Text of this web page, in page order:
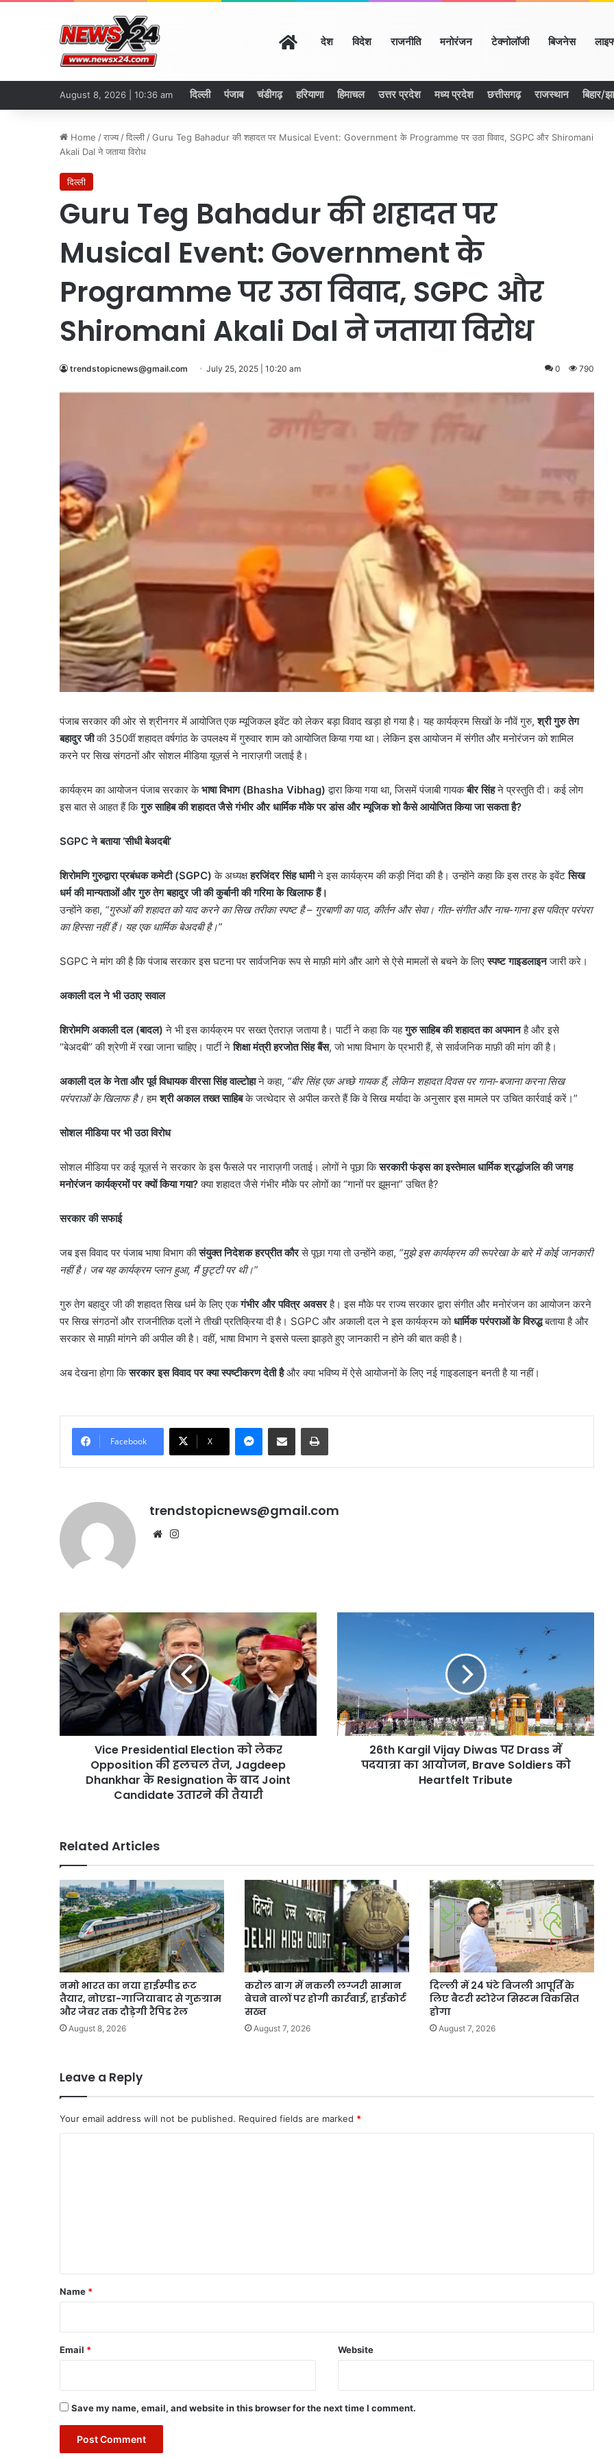
Homeदेश विदेश राजनीति मनोरंजन टेक्नोलॉजी बिजनेस
August 8, 2026 | 10:36 am दिल्ली पंजाब चंडीगढ़ हरियाणा हिमाचल उत्तर प्रदेश मध्य प्रदेश छत्तीसगढ़ राजस्थान बिहार/
Home /राज्य /दिल्ली /Guru Teg Bahadur की शहादत पर Musical Event: Government के Programme पर उठा विवाद, SGPC और Shiromani
Akali Dal ने जताया विरोध
दिल्ली
Guru Teg Bahadur की शहादत पर
Musical Event: Government के
Programme पर उठा विवाद, SGPC और
Shiromani Akali Dal ने जताया विरोध
trendstopicnews@gmail.com July 25, 2025 | 10:20 am 0 790
पंजाब सरकार की ओर से श्रीनगर में आयोजित एक म्यूजिकल इवेंट को लेकर बड़ा विवाद खड़ा हो गया है। यह कार्यक्रम सिखों के नौवें गुरु,श्री गुरु तेग
बहादुर जीकी 350वीं शहादत वर्षगांठ के उपलक्ष्य में गुरुवार शाम को आयोजित किया गया था। लेकिन इस आयोजन में संगीत और मनोरंजन को शामिल
करने पर सिख संगठनों और सोशल मीडिया यूज़र्स ने नाराज़गी जताई है।
कार्यक्रम का आयोजन पंजाब सरकार केभाषा विभाग (Bhasha Vibhag) द्वारा किया गया था, जिसमें पंजाबी गायकबीर सिंहने प्रस्तुति दी। कई लोग
इस बात से आहत हैं किगुरु साहिब की शहादत जैसे गंभीर और धार्मिक मौके पर डांस और म्यूजिक शो कैसे आयोजित किया जा सकता है?
SGPCने बताया ‘सीधी बेअदबी’
शिरोमणि गुरुद्वारा प्रबंधक कमेटी (SGPC) के अध्यक्षहरजिंदर सिंह धामीने इस कार्यक्रम की कड़ी निंदा की है। उन्होंने कहा कि इस तरह के इवेंटसिख
धर्म की मान्यताओं और गुरु तेग बहादुर जी की कुर्बानी की गरिमा के खिलाफ हैं।
उन्होंने कहा, “गुरुओं की शहादत को याद करने का सिख तरीका स्पष्ट है – गुरबाणी का पाठ, कीर्तन और सेवा। गीत-संगीत और नाच-गाना इस पवित्र परंपरा
का हिस्सा नहीं हैं। यह एक धार्मिक बेअदबी है।”
SGPC ने मांग की है कि पंजाब सरकार इस घटना पर सार्वजनिक रूप से माफ़ी मांगे और आगे से ऐसे मामलों से बचने के लिएस्पष्ट गाइडलाइनजारी करे।
अकाली दल ने भी उठाए सवाल
शिरोमणि अकाली दल (बादल) ने भी इस कार्यक्रम पर सख्त ऐतराज़ जताया है। पार्टी ने कहा कि यहगुरु साहिब की शहादत का अपमानहै और इसे
“बेअदबी” की श्रेणी में रखा जाना चाहिए। पार्टी नेशिक्षा मंत्री हरजोत सिंह बैंस, जो भाषा विभाग के प्रभारी हैं, से सार्वजनिक माफ़ी की मांग की है।
अकाली दल के नेता और पूर्व विधायक वीरसा सिंह वाल्टोहाने कहा, “बीर सिंह एक अच्छे गायक हैं, लेकिन शहादत दिवस पर गाना-बजाना करना सिख
परंपराओं के खिलाफ है। हमश्री अकाल तख्त साहिबके जत्थेदार से अपील करते हैं कि वे सिख मर्यादा के अनुसार इस मामले पर उचित कार्रवाई करें।”
सोशल मीडिया पर भी उठा विरोध
सोशल मीडिया पर कई यूज़र्स ने सरकार के इस फैसले पर नाराज़गी जताई। लोगों ने पूछा किसरकारी फंड्स का इस्तेमाल धार्मिक श्रद्धांजलि की जगह
मनोरंजन कार्यक्रमों पर क्यों किया गया?क्या शहादत जैसे गंभीर मौके पर लोगों का “गानों पर झूमना” उचित है?
सरकार की सफाई
जब इस विवाद पर पंजाब भाषा विभाग कीसंयुक्त निदेशक हरप्रीत कौरसे पूछा गया तो उन्होंने कहा, “मुझे इस कार्यक्रम की रूपरेखा के बारे में कोई जानकारी
नहीं है। जब यह कार्यक्रम प्लान हुआ, मैं छुट्टी पर थी।”
गुरु तेग बहादुर जी की शहादत सिख धर्म के लिए एकगंभीर और पवित्र अवसरहै। इस मौके पर राज्य सरकार द्वारा संगीत और मनोरंजन का आयोजन करने
पर सिख संगठनों और राजनीतिक दलों ने तीखी प्रतिक्रिया दी है। SGPC और अकाली दल ने इस कार्यक्रम कोधार्मिक परंपराओं के विरुद्धबताया है और
सरकार से माफ़ी मांगने की अपील की है। वहीं, भाषा विभाग ने इससे पल्ला झाड़ते हुए जानकारी न होने की बात कही है।
अब देखना होगा किसरकार इस विवाद पर क्या स्पष्टीकरण देती हैऔर क्या भविष्य में ऐसे आयोजनों के लिए नई गाइडलाइन बनती है या नहीं।
Facebook X
Messenger
Share via Email Print
trendstopicnews@gmail.com
Website
Vice
Presidential
Election
को
लेकर
Opposition
की
हलचल
तेज,
Jagdeep
Dhankhar
Candidate
उतारने
की
तैयारी
Vice Presidential Election को लेकर
Opposition की हलचल तेज, Jagdeep
Dhankhar के Resignation के बाद Joint
Candidate उतारने की तैयारी
पर
Drass
में
पदयात्रा
का
26th Kargil Vijay Diwas पर Drass में
पदयात्रा का आयोजन, Brave Soldiers को
Heartfelt Tribute
Related Articles
नमो भारत का नया हाईस्पीड रूट
तैयार, नोएडा-गाजियाबाद से गुरुग्राम
और जेवर तक दौड़ेगी रैपिड रेल
August 8, 2026
करोल बाग में नकली लग्जरी सामान
बेचने वालों पर होगी कार्रवाई, हाईकोर्ट
सख्त
August 7, 2026
दिल्ली में 24 घंटे बिजली आपूर्ति के
लिए बैटरी स्टोरेज सिस्टम विकसित
होगा
August 7, 2026
Leave a Reply
Your email address will not be published. Required fields are marked *
*
Name *
Email * Website
Save my name, email, and website in this browser for the next time I comment.
हेतु चार वर्षीय मेगा
पौधे लगाए जाएंगे
नमो
भारत
तैयार,
नोएडा-
गुरुग्राम
और
जेवर
दौड़ेगी
August 8, 2026
नमो भारत का नया हाईस्पीड रूट तैयार,
नोएडा-गाजियाबाद से गुरुग्राम और जेवर
तक दौड़ेगी रैपिड रेल
करोल
बाग
बेचने
कार्रवाई,
हाईकोर्ट
सख्त
August 7, 2026
करोल बाग में नकली लग्जरी सामान